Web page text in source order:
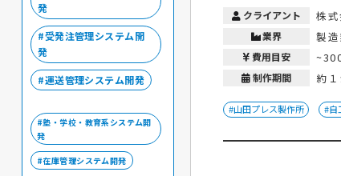
発
受発注管理システム開
発
運送管理システム開発
塾・学校・教育系システム開
発
在庫管理システム開発
クライアント 株
業界 製造
費用目安
制作期間 約
#山田プレス製作所 #自